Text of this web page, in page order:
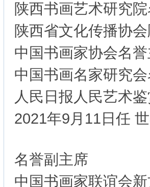
陕西书画艺术研究
陕西省文化传
中国书画家协会名
中国书画名家研究
人民日报人民艺术
2021年9月11日任
名誉副主席
中国书画家联谊会